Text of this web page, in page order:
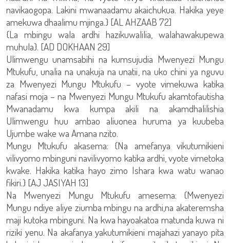
navikaogopa. Lakini mwanaadamu akaichukua. Hakika yeye
amekuwa dhaalimu mjinga.} [AL AHZAAB 72]
{La mbingu wala ardhi hazikuwalilia, walahawakupewa
muhula}. [AD DOKHAAN 29]
Ulimwengu unamsabihi na kumsujudia Mwenyezi Mungu
Mtukufu, unalia na unakuja na unatii, na uko chini ya nguvu
za Mwenyezi Mungu Mtukufu – vyote vimekuwa katika
nafasi moja – na Mwenyezi Mungu Mtukufu akamtofautisha
Mwanadamu kwa kumpa akili na akamdhalilishia
Ulimwengu huu ambao aliuonea huruma ya kuubeba
Ujumbe wake wa Amana nzito.
Mungu Mtukufu akasema: {Na amefanya vikutumikieni
vilivyomo mbinguni navilivyomo katika ardhi, vyote vimetoka
kwake. Hakika katika hayo zimo Ishara kwa watu wanao
fikiri.} [AJ JASIYAH 13]
Na Mwenyezi Mungu Mtukufu amesema: {Mwenyezi
Mungu ndiye aliye ziumba mbingu na ardhi,na akateremsha
maji kutoka mbinguni. Na kwa hayoakatoa matunda kuwa ni
riziki yenu. Na akafanya yakutumikieni majahazi yanayo pita